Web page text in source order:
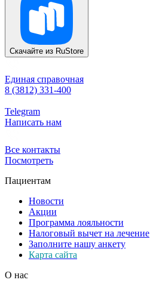
Скачайте из RuStore
Единая справочная
8 (3812) 331-400
Telegram
Написать нам
Все контакты
Посмотреть
Пациентам
Новости
Акции
Программа лояльности
Налоговый вычет на лечение
Заполните нашу анкету
Карта сайта
О нас